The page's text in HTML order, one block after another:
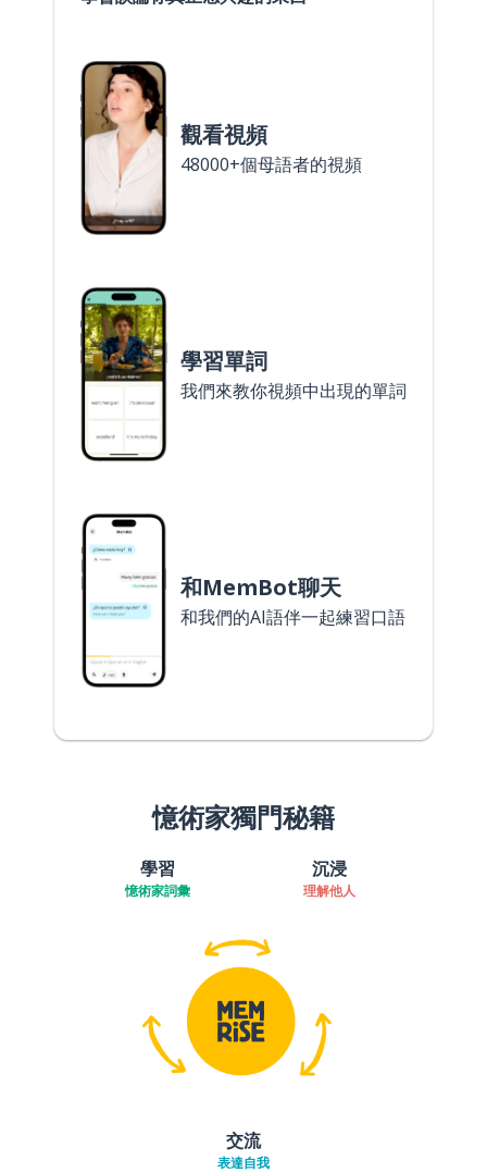
觀看視頻
48000+個母語者的視頻
學習單詞
我們來教你視頻中出現的單詞
和MemBot聊天
和我們的AI語伴一起練習口語
憶術家獨門秘籍
學習
憶術家詞彙
沉浸
理解他人
交流
表達自我